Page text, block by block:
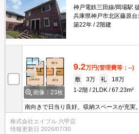
神戸電鉄三田線/岡場駅
兵庫県神戸市北区藤原台
築22年
2階建
画像：23枚
9.2万円(管理費等：--)
敷
3万 礼
18万
1-2階
2LDK 67.23m²
南向きで日当り良好。収納スペースが充実
に。現地待ち合わせ、物件ご案内可能。仲
分。オンライン契約対応可。ぜひお問い合
株式会社エイブル 六甲店
情報更新日 2026/07/30